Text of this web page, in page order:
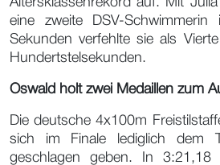
eine zweite DSV-
Sekunden verfehlte sie als
Hundertstelsekunden.
Oswald holt zwei Medaillen zum
Die deutsche 4x100m
sich im Finale lediglich dem
geschlagen geben. In 3:21,18